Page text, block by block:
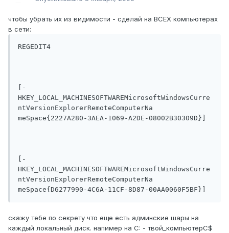
чтобы убрать их из видимости - сделай на ВСЕХ компьютерах
в сети:
REGEDIT4
[-
HKEY_LOCAL_MACHINESOFTWAREMicrosoftWindowsCurre
ntVersionExplorerRemoteComputerNa
meSpace{2227A280-3AEA-1069-A2DE-08002B30309D}]
[-
HKEY_LOCAL_MACHINESOFTWAREMicrosoftWindowsCurre
ntVersionExplorerRemoteComputerNa
meSpace{D6277990-4C6A-11CF-8D87-00AA0060F5BF}]
скажу тебе по секрету что еще есть админские шары на
каждый локальный диск. напимер на C: - твой_компьютерC$